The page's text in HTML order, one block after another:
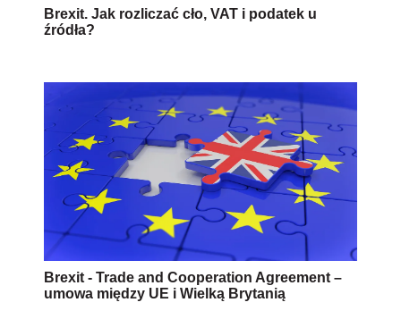
Brexit. Jak rozliczać cło, VAT i podatek u
źródła?
Brexit - Trade and Cooperation Agreement –
umowa między UE i Wielką Brytanią